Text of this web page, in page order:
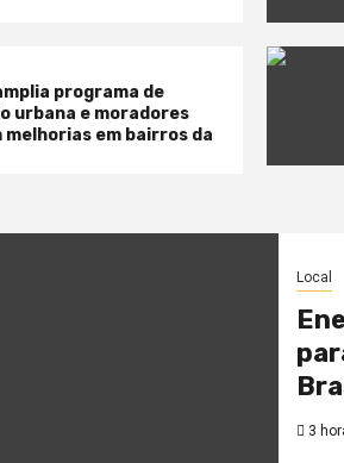
programa de
urbana e moradores
melhorias em bairros da
Local
3